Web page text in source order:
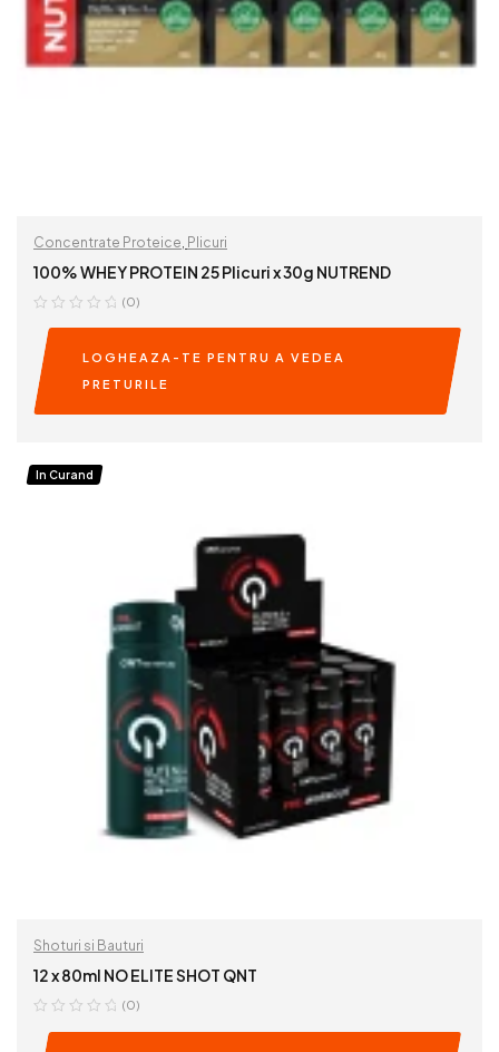
Concentrate Proteice Plicuri
100% WHEY PROTEIN 25 Plicuri x 30g NUTREND
(0)
LOGHEAZA-TE PENTRU A VEDEA
PRETURILE
In Curand
Shoturi si Bauturi
12 x 80ml NO ELITE SHOT QNT
(0)